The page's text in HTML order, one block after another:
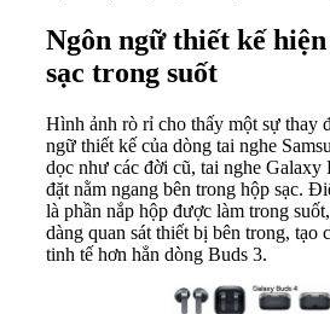
Ngôn ngữ thiết kế
sạc trong suốt
Hình ảnh rò rỉ cho thấy một sự thay
ngữ thiết kế của dòng tai nghe
dọc như các đời cũ, tai nghe Galaxy
đặt nằm ngang bên trong hộp sạc.
là phần nắp hộp được làm trong
dàng quan sát thiết bị bên trong, tạo
tinh tế hơn hẳn dòng Buds 3.